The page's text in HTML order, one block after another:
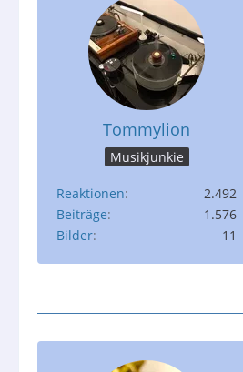
Tommylion
Musikjunkie
Reaktionen
2.492
Beiträge
1.576
Bilder
11